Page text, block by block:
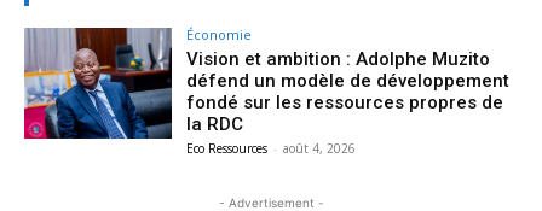
Économie
Vision et ambition : Adolphe Muzito
défend un modèle de développement
fondé sur les ressources propres de
la RDC
Eco Ressources - août 4, 2026
- Advertisement -